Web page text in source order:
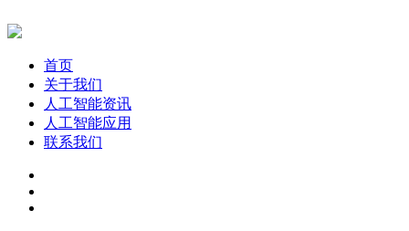
首页
关于我们
人工智能资讯
人工智能应用
联系我们